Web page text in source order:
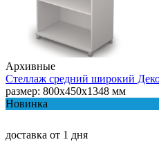
Архивные
Стеллаж средний широкий
размер: 800х450х1348 мм
Новинка
доставка от 1 дня